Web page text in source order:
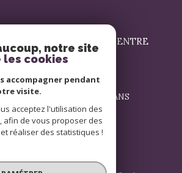
IMMOBILIER LE MANS - CENTRE
Général Leclerc 72000 LE MANS
72000
le mans
notre site
les cookies
accompagner pendant
visite.
acceptez l'utilisation des
afin de vous proposer des
réaliser des statistiques !